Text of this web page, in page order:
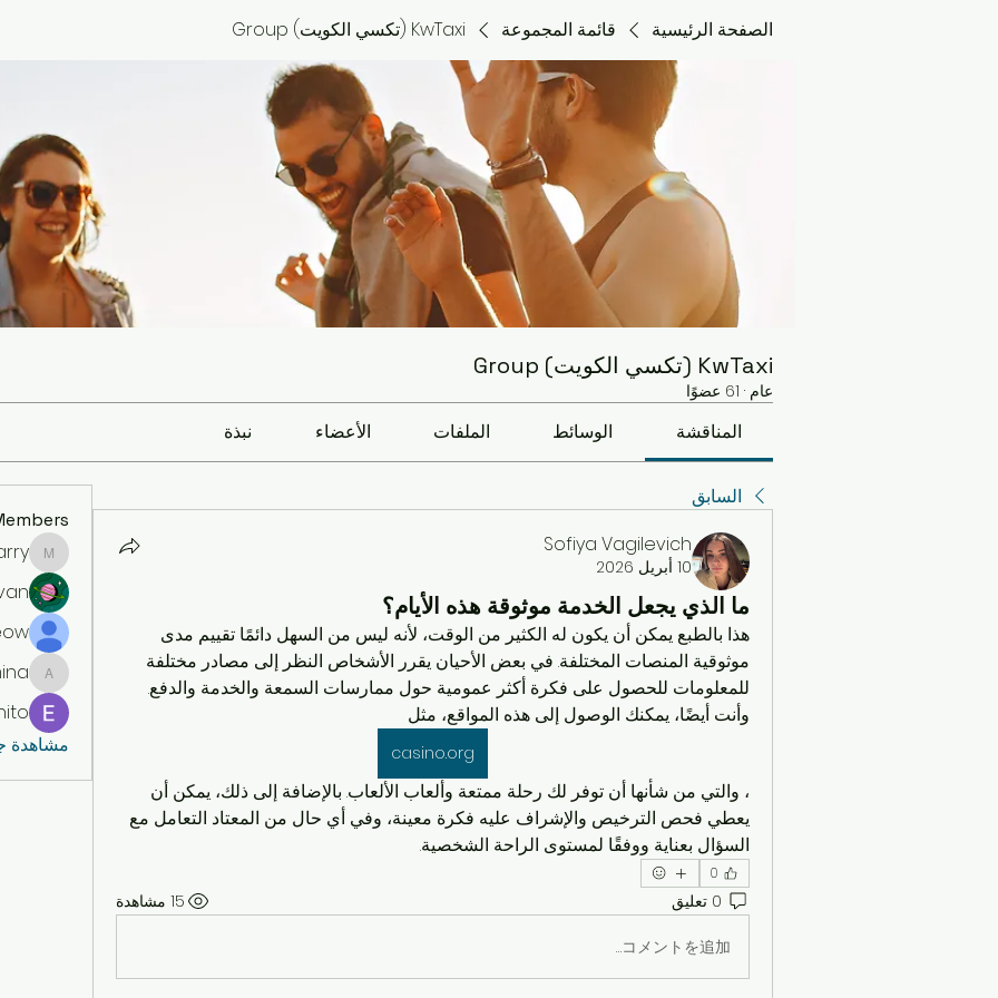
الصفحة الرئيسية قائمة المجموعة KwTaxi (تكسي الكويت) Group
KwTaxi (تكسي الكويت) Group
عام · 61 عضوًا
المناقشة الوسائط الملفات الأعضاء نبذة
السابق
Sofiya Vagilevich
10 أبريل 2026
ما الذي يجعل الخدمة موثوقة هذه الأيام؟
وأنت أيضًا، يمكنك الوصول إلى هذه المواقع، مثل
casino.org
السؤال بعناية ووفقًا لمستوى الراحة الشخصية.
0
0 تعليق 15 مشاهدة
コメントを追加…
amina
مشاهدة